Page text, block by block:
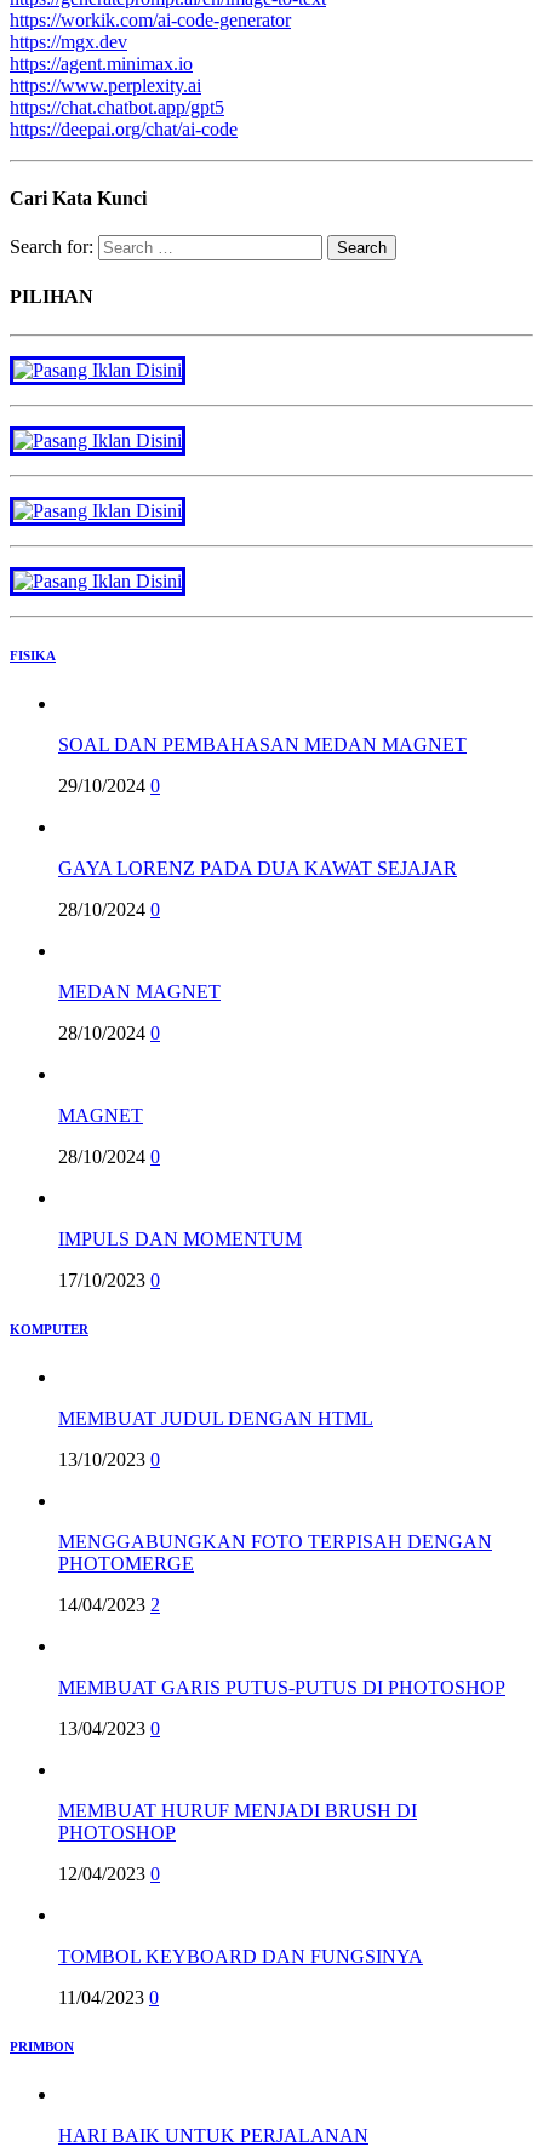
https://workik.com/ai-code-generator
https://mgx.dev
https://agent.minimax.io
https://www.perplexity.ai
https://chat.chatbot.app/gpt5
https://deepai.org/chat/ai-code
Cari Kata Kunci
Search for:
PILIHAN
FISIKA
SOAL DAN PEMBAHASAN MEDAN MAGNET
29/10/2024 0
GAYA LORENZ PADA DUA KAWAT SEJAJAR
28/10/2024 0
MEDAN MAGNET
28/10/2024 0
MAGNET
28/10/2024 0
IMPULS DAN MOMENTUM
17/10/2023 0
KOMPUTER
MEMBUAT JUDUL DENGAN HTML
13/10/2023 0
MENGGABUNGKAN FOTO TERPISAH DENGAN
PHOTOMERGE
14/04/2023 2
MEMBUAT GARIS PUTUS-PUTUS DI PHOTOSHOP
13/04/2023 0
MEMBUAT HURUF MENJADI BRUSH DI
PHOTOSHOP
12/04/2023 0
TOMBOL KEYBOARD DAN FUNGSINYA
11/04/2023 0
PRIMBON
HARI BAIK UNTUK PERJALANAN